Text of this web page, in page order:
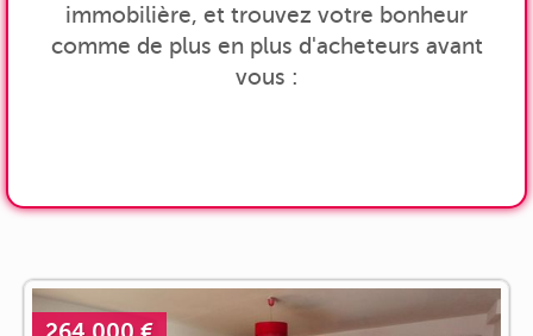
immobilière, et trouvez votre bonheur
comme de plus en plus d'acheteurs avant
vous :